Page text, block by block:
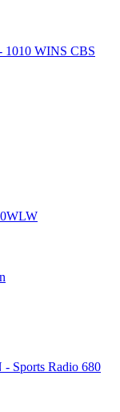
1010 WINS CBS
Sports Radio 680